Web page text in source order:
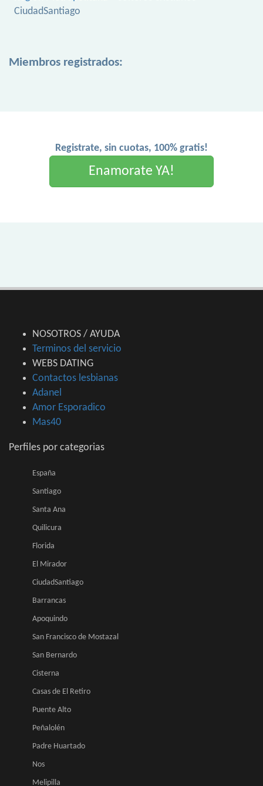
CiudadSantiago
Miembros registrados:
Registrate, sin cuotas, 100% gratis!
Enamorate YA!
NOSOTROS / AYUDA
Terminos del servicio
WEBS DATING
Contactos lesbianas
Adanel
Amor Esporadico
Mas40
Perfiles por categorias
España
Santiago
Santa Ana
Quilicura
Florida
El Mirador
CiudadSantiago
Barrancas
Apoquindo
San Francisco de Mostazal
San Bernardo
Cisterna
Casas de El Retiro
Puente Alto
Peñalolén
Padre Huartado
Nos
Melipilla